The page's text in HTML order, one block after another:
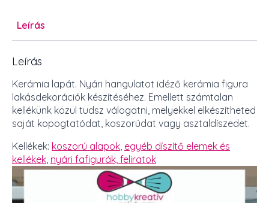
Leírás
Leírás
Kerámia lapát. Nyári hangulatot idéző kerámia figura
lakásdekorációk készítéséhez. Emellett számtalan
kellékünk közül tudsz válogatni, melyekkel elkészítheted
saját kopogtatódat, koszorúdat vagy asztaldíszedet.
Kellékek: koszorú alapok, egyéb díszítő elemek és
kellékek, nyári fafigurák, feliratok